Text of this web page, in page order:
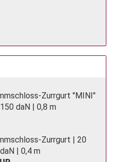
Zurrgurt "MINI"
daN | 0,8 m
Zurrgurt | 20
| 0,4 m